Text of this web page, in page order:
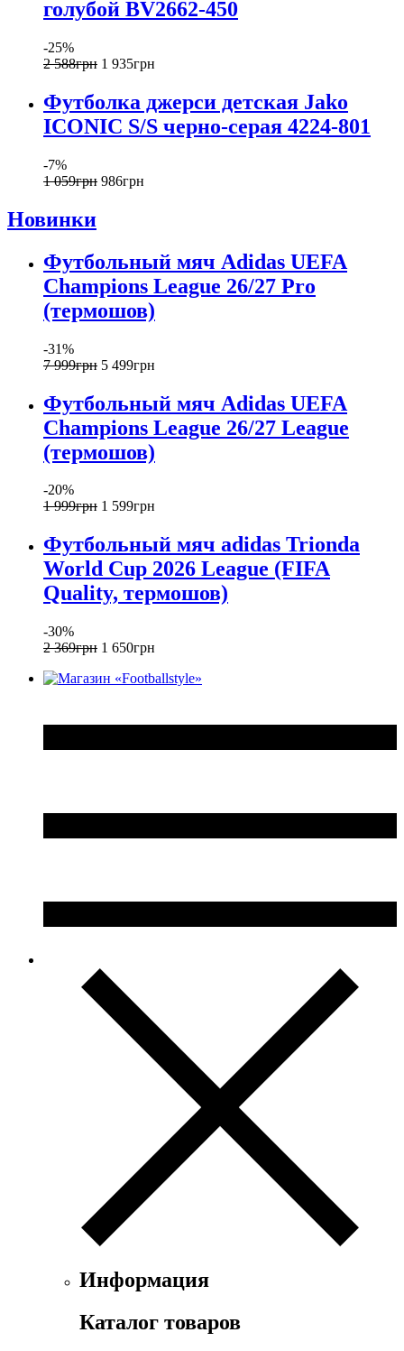
голубой BV2662-450
-25%
2 588грн 1 935грн
Футболка джерси детская Jako
ICONIC S/S черно-серая 4224-801
-7%
1 059грн 986грн
Новинки
Футбольный мяч Adidas UEFA
Champions League 26/27 Pro
(термошов)
-31%
7 999грн 5 499грн
Футбольный мяч Adidas UEFA
Champions League 26/27 League
(термошов)
-20%
1 999грн 1 599грн
Футбольный мяч adidas Trionda
World Cup 2026 League (FIFA
Quality, термошов)
-30%
2 369грн 1 650грн
Информация
Каталог товаров